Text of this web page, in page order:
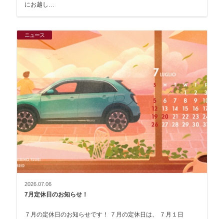
にお越し…
ニュース
2026.07.06
7月定休日のお知らせ！
７月の定休日のお知らせです！ ７月の定休日は、 ７月１日